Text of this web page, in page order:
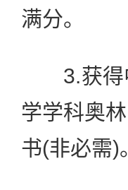
满分。
3.获得中
学学科奥
书(非必需)